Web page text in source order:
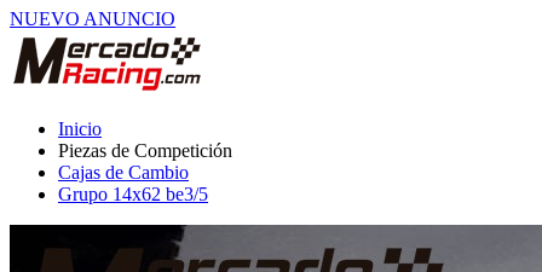
Piezas de Competición
Cajas de Cambio
Grupo 14x62 be3/5